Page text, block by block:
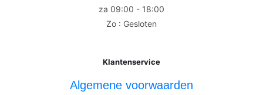
za 09:00 - 18:00
Zo : Gesloten
Klantenservice
Algemene voorwaarden